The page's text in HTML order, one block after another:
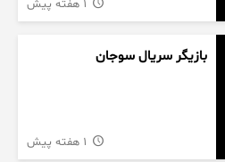
بازیگر سریال سوجان